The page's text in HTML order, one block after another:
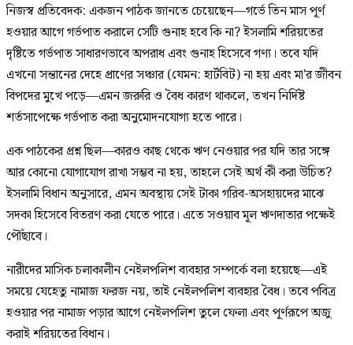
নিজস্ব প্রতিবেদক: একজন পাঠক জানতে চেয়েছেন—গর্ভে তিন মাস পূর্ণ
হওয়ার আগে গর্ভপাত করালে সেটি গুনাহ হবে কি না? ইসলামি শরিয়তের
দৃষ্টিতে গর্ভপাত সাধারণভাবে অপরাধ এবং গুনাহ হিসেবে গণ্য। তবে যদি
এখনো সন্তানের দেহে প্রাণের সঞ্চার (যেমন: হার্টবিট) না হয় এবং মা'র জীবন
বিপদের মুখে পড়ে—এমন জরুরি ও বৈধ কারণ থাকলে, তখন নির্দিষ্ট
শর্তসাপেক্ষে গর্ভপাত করা অনুমোদনযোগ্য হতে পারে।
এক পাঠকের প্রশ্ন ছিল—কারও কাছ থেকে ঋণ নেওয়ার পর যদি তার সঙ্গে
আর কোনো যোগাযোগ রাখা সম্ভব না হয়, তাহলে সেই অর্থ কী করা উচিত?
ইসলামি বিধান অনুসারে, এমন অবস্থায় সেই টাকা গরিব-অসহায়দের মাঝে
সদকা হিসেবে বিতরণ করা যেতে পারে। এতে সওয়াব মূল ঋণদাতার পক্ষেই
পৌঁছাবে।
নারীদের মাসিক চলাকালীন নেইলপলিশ ব্যবহার সম্পর্কে বলা হয়েছে—এই
সময়ে যেহেতু নামাজ ফরজ নয়, তাই নেইলপলিশ ব্যবহার বৈধ। তবে পবিত্র
হওয়ার পর নামাজ পড়ার আগে নেইলপলিশ তুলে ফেলা এবং পূর্ণরূপে অজু
করাই শরিয়তের বিধান।